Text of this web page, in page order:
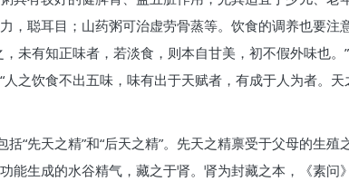
，聪耳目；山药粥可治虚劳骨蒸等。饮食的调养也要注
未有知正味者，若淡食，则本自甘美，初不假外味也
之饮食不出五味，味有出于天赋者，有成于人为者。
括“先天之精”和“后天之精”。先天之精禀受于父母的生
能生成的水谷精气，藏之于肾。肾为封藏之本，《素问